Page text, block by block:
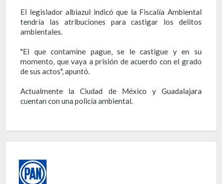
El legislador albiazul indicó que la Fiscalía Ambiental
tendría las atribuciones para castigar los delitos
ambientales.
"El que contamine pague, se le castigue y en su
momento, que vaya a prisión de acuerdo con el grado
de sus actos", apuntó.
Actualmente la Ciudad de México y Guadalajara
cuentan con una policía ambiental.